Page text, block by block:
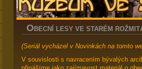
O BECNÍ LESY VE STARÉM
(Seriál vycházel v Novinkách na tomto
V souvislosti s navracením bývalých